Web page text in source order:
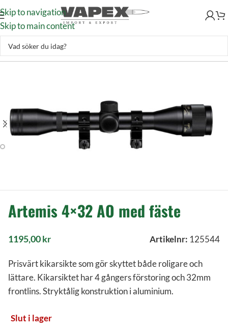
Skip to navigation
Skip to main content
Jakt & Fiske–Optik–Kikarsikte–Artemis 4×32 AO med fäste
Artemis 4×32 AO med fäste
1195,00kr Artikelnr: 125544
Prisvärt kikarsikte som gör skyttet både roligare och
lättare. Kikarsiktet har 4 gångers förstoring och 32mm
frontlins. Stryktålig konstruktion i aluminium.
Slut i lager